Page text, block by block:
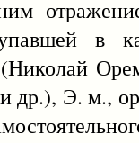
в
др.), Э. м.,